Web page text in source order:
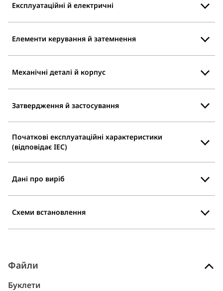
Експлуатаційні й електричні
Елементи керування й затемнення
Механічні деталі й корпус
Затвердження й застосування
Початкові експлуатаційні характеристики
(відповідає IEC)
Дані про виріб
Схеми встановлення
Файли
Буклети